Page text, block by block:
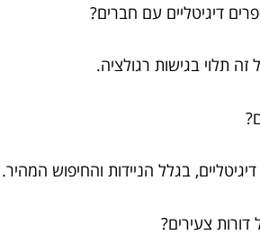
תלוי בגישות רגולציה.
בגלל הניידות והחיפוש המהיר.